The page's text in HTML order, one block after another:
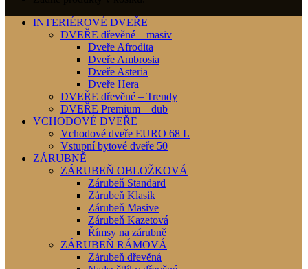
INTERIÉROVÉ DVEŘE
DVEŘE dřevěné – masiv
Dveře Afrodita
Dveře Ambrosia
Dveře Asteria
Dveře Hera
DVEŘE dřevěné – Trendy
DVEŘE Premium – dub
VCHODOVÉ DVEŘE
Vchodové dveře EURO 68 L
Vstupní bytové dveře 50
ZÁRUBNĚ
ZÁRUBEŇ OBLOŽKOVÁ
Zárubeň Standard
Zárubeň Klasik
Zárubeň Masive
Zárubeň Kazetová
Římsy na zárubně
ZÁRUBEŇ RÁMOVÁ
Zárubeň dřevěná